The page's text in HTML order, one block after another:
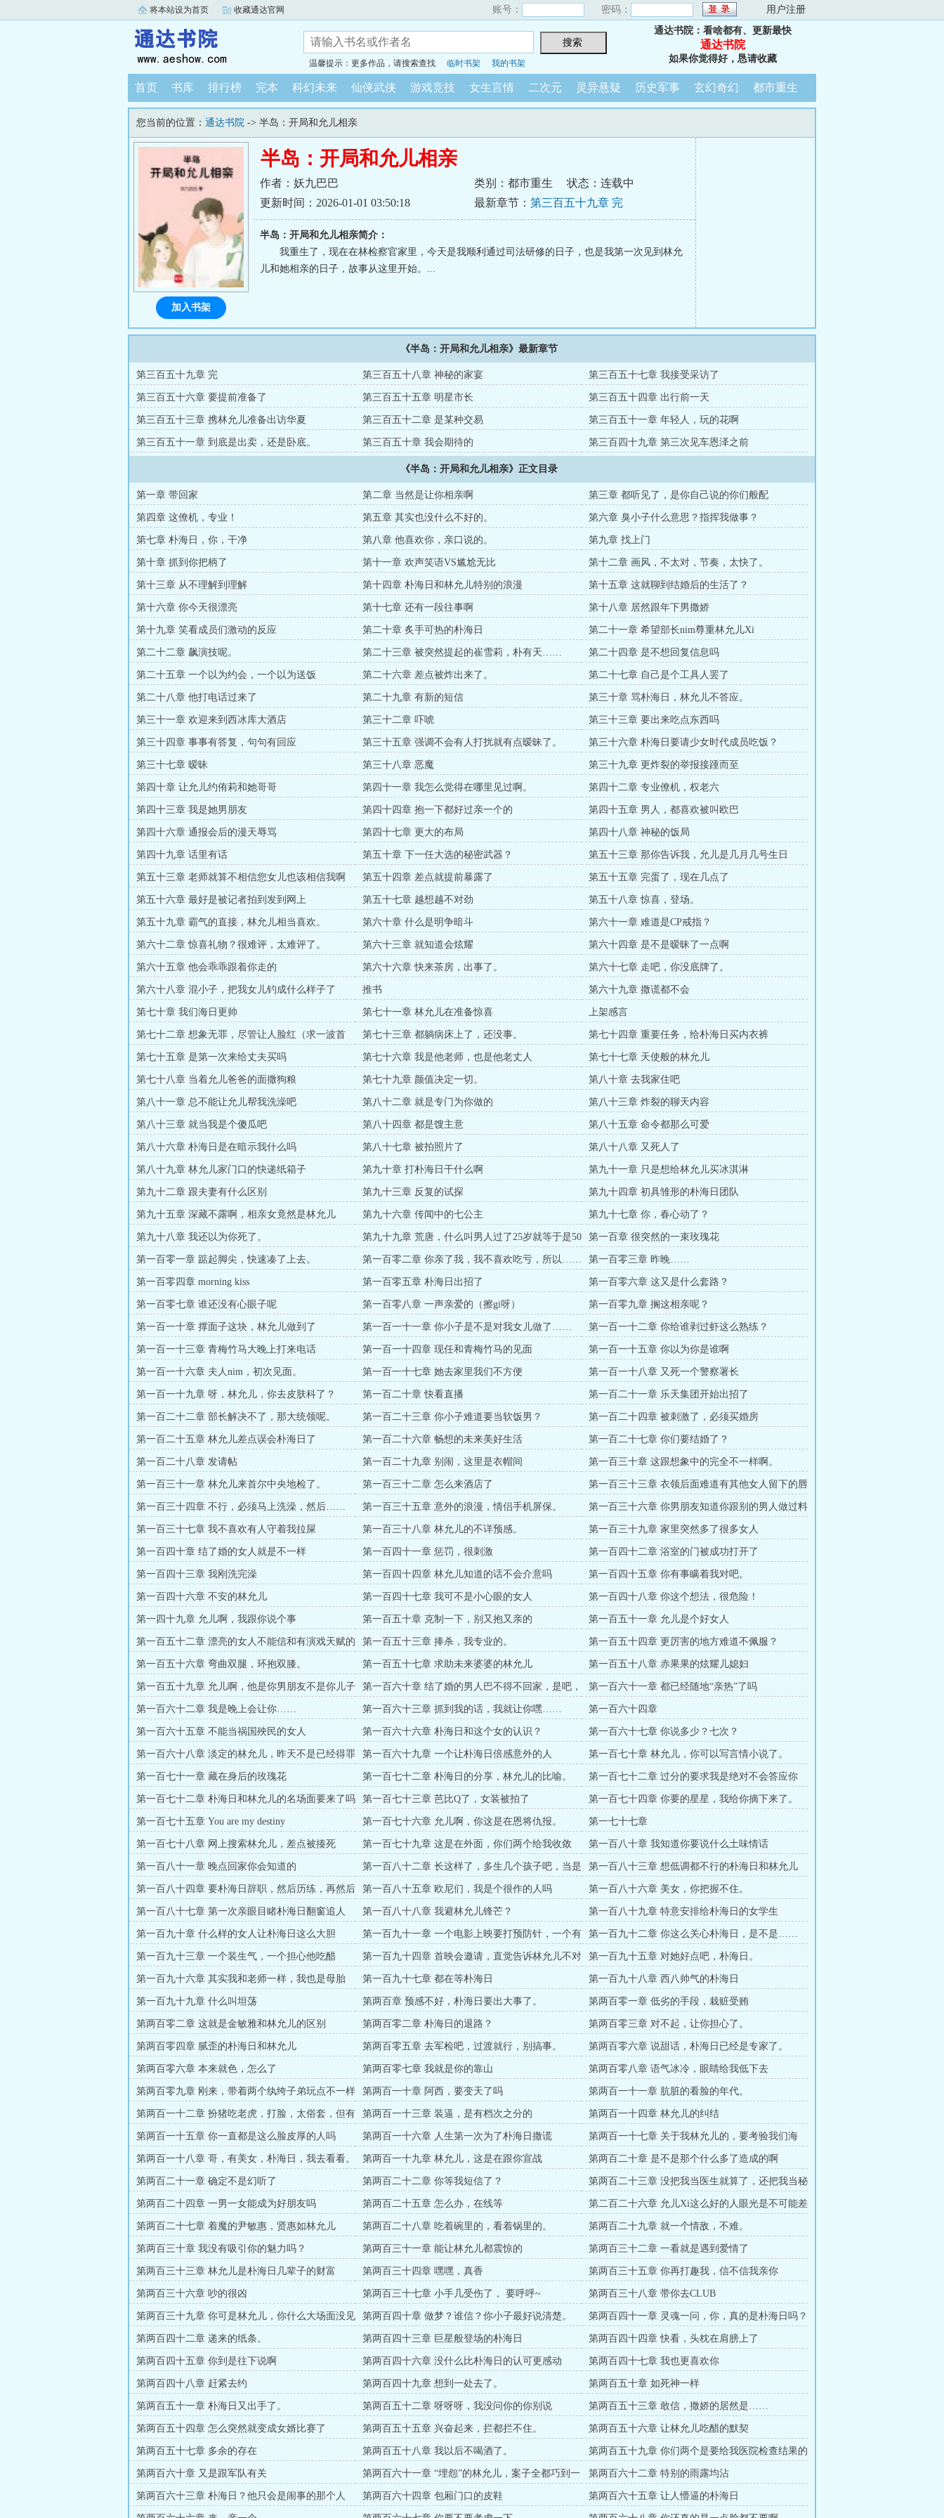
将本站设为首页 收藏通达官网 账号： 密码： 用户注册
温馨提示：更多作品，请搜索查找 临时书架 我的书架
通达书院：看啥都有、更新最快
通达书院
如果你觉得好，恳请收藏
首页 书库 排行榜 完本 科幻未来 仙侠武侠 游戏竞技 女生言情 二次元 灵异悬疑 历史军事 玄幻奇幻 都市重生
您当前的位置： 通达书院 -> 半岛：开局和允儿相亲
半岛：开局和允儿相亲
作者：妖九巴巴 类别：都市重生
状态：连载中
更新时间：2026-01-01 03:50:18
最新章节： 第三百五十九章 完
半岛：开局和允儿相亲简介：
我重生了，现在在林检察官家里，今天是我顺利通过司法研修的日子，也是我第一次见到林允
儿和她相亲的日子，故事从这里开始。...
加入书架
《半岛：开局和允儿相亲》最新章节
第三百五十九章 完 第三百五十八章 神秘的家宴 第三百五十七章 我接受采访了
第三百五十六章 要提前准备了 第三百五十五章 明星市长 第三百五十四章 出行前一天
第三百五十三章 携林允儿准备出访华夏 第三百五十二章 是某种交易 第三百五十一章 年轻人，玩的花啊
第三百五十一章 到底是出卖，还是卧底。 第三百五十章 我会期待的 第三百四十九章 第三次见车恩泽之前
《半岛：开局和允儿相亲》正文目录
第一章 带回家 第二章 当然是让你相亲啊 第三章 都听见了，是你自己说的你们般配
第四章 这僚机，专业！ 第五章 其实也没什么不好的。 第六章 臭小子什么意思？指挥我做事？
第七章 朴海日，你，干净 第八章 他喜欢你，亲口说的。 第九章 找上门
第十章 抓到你把柄了 第十一章 欢声笑语VS尴尬无比 第十二章 画风，不太对，节奏，太快了。
第十三章 从不理解到理解 第十四章 朴海日和林允儿特别的浪漫 第十五章 这就聊到结婚后的生活了？
第十六章 你今天很漂亮 第十七章 还有一段往事啊 第十八章 居然跟年下男撒娇
第十九章 笑看成员们激动的反应 第二十章 炙手可热的朴海日 第二十一章 希望部长nim尊重林允儿Xi
第二十二章 飙演技呢。 第二十三章 被突然提起的崔雪莉，朴有天…… 第二十四章 是不想回复信息吗
第二十五章 一个以为约会，一个以为送饭 第二十六章 差点被炸出来了。 第二十七章 自己是个工具人罢了
第二十八章 他打电话过来了 第二十九章 有新的短信 第三十章 骂朴海日，林允儿不答应。
第三十一章 欢迎来到西冰库大酒店 第三十二章 吓唬 第三十三章 要出来吃点东西吗
第三十四章 事事有答复，句句有回应 第三十五章 强调不会有人打扰就有点暧昧了。 第三十六章 朴海日要请少女时代成员吃饭？
第三十七章 暧昧 第三十八章 恶魔 第三十九章 更炸裂的举报接踵而至
第四十章 让允儿约侑莉和她哥哥 第四十一章 我怎么觉得在哪里见过啊。 第四十二章 专业僚机，权老六
第四十三章 我是她男朋友 第四十四章 抱一下都好过亲一个的 第四十五章 男人，都喜欢被叫欧巴
第四十六章 通报会后的漫天辱骂 第四十七章 更大的布局 第四十八章 神秘的饭局
第四十九章 话里有话 第五十章 下一任大选的秘密武器？ 第五十三章 那你告诉我，允儿是几月几号生日
第五十三章 老师就算不相信您女儿也该相信我啊 第五十四章 差点就提前暴露了 第五十五章 完蛋了，现在几点了
第五十六章 最好是被记者拍到发到网上 第五十七章 越想越不对劲 第五十八章 惊喜，登场。
第五十九章 霸气的直接，林允儿相当喜欢。 第六十章 什么是明争暗斗 第六十一章 难道是CP戒指？
第六十二章 惊喜礼物？很难评，太难评了。 第六十三章 就知道会炫耀 第六十四章 是不是暧昧了一点啊
第六十五章 他会乖乖跟着你走的 第六十六章 快来茶房，出事了。 第六十七章 走吧，你没底牌了。
第六十八章 混小子，把我女儿钓成什么样子了 推书 第六十九章 撒谎都不会
第七十章 我们海日更帅 第七十一章 林允儿在准备惊喜 上架感言
第七十二章 想象无罪，尽管让人脸红（求一波首
订）
第七十三章 都躺病床上了，还没事。 第七十四章 重要任务，给朴海日买内衣裤
第七十五章 是第一次来给丈夫买吗 第七十六章 我是他老师，也是他老丈人 第七十七章 天使般的林允儿
第七十八章 当着允儿爸爸的面撒狗粮 第七十九章 颜值决定一切。 第八十章 去我家住吧
第八十一章 总不能让允儿帮我洗澡吧 第八十二章 就是专门为你做的 第八十三章 炸裂的聊天内容
第八十三章 就当我是个傻瓜吧 第八十四章 都是馊主意 第八十五章 命令都那么可爱
第八十六章 朴海日是在暗示我什么吗 第八十七章 被拍照片了 第八十八章 又死人了
第八十九章 林允儿家门口的快递纸箱子 第九十章 打朴海日干什么啊 第九十一章 只是想给林允儿买冰淇淋
第九十二章 跟夫妻有什么区别 第九十三章 反复的试探 第九十四章 初具雏形的朴海日团队
第九十五章 深藏不露啊，相亲女竟然是林允儿 第九十六章 传闻中的七公主 第九十七章 你，春心动了？
第九十八章 我还以为你死了。
第九十九章 荒唐，什么叫男人过了25岁就等于是50
岁。
第一百章 很突然的一束玫瑰花
第一百零一章 踮起脚尖，快速凑了上去。 第一百零二章 你亲了我，我不喜欢吃亏，所以…… 第一百零三章 昨晚……
第一百零四章 morning kiss 第一百零五章 朴海日出招了 第一百零六章 这又是什么套路？
第一百零七章 谁还没有心眼子呢 第一百零八章 一声亲爱的（擦gi呀） 第一百零九章 搁这相亲呢？
第一百一十章 撑面子这块，林允儿做到了 第一百一十一章 你小子是不是对我女儿做了…… 第一百一十二章 你给谁剥过虾这么熟练？
第一百一十三章 青梅竹马大晚上打来电话 第一百一十四章 现任和青梅竹马的见面 第一百一十五章 你以为你是谁啊
第一百一十六章 夫人nim，初次见面。 第一百一十七章 她去家里我们不方便 第一百一十八章 又死一个警察署长
第一百一十九章 呀，林允儿，你去皮肤科了？ 第一百二十章 快看直播 第一百二十一章 乐天集团开始出招了
第一百二十二章 部长解决不了，那大统领呢。 第一百二十三章 你小子难道要当软饭男？ 第一百二十四章 被刺激了，必须买婚房
第一百二十五章 林允儿差点误会朴海日了 第一百二十六章 畅想的未来美好生活 第一百二十七章 你们要结婚了？
第一百二十八章 发请帖 第一百二十九章 别闹，这里是衣帽间 第一百三十章 这跟想象中的完全不一样啊。
第一百三十一章 林允儿来首尔中央地检了。 第一百三十二章 怎么来酒店了
第一百三十三章 衣领后面难道有其他女人留下的唇
印？
第一百三十四章 不行，必须马上洗澡，然后…… 第一百三十五章 意外的浪漫，情侣手机屏保。
第一百三十六章 你男朋友知道你跟别的男人做过料
理吗？
第一百三十七章 我不喜欢有人守着我拉屎 第一百三十八章 林允儿的不详预感。 第一百三十九章 家里突然多了很多女人
第一百四十章 结了婚的女人就是不一样 第一百四十一章 惩罚，很刺激 第一百四十二章 浴室的门被成功打开了
第一百四十三章 我刚洗完澡 第一百四十四章 林允儿知道的话不会介意吗 第一百四十五章 你有事瞒着我对吧。
第一百四十六章 不安的林允儿 第一百四十七章 我可不是小心眼的女人 第一百四十八章 你这个想法，很危险！
第一四十九章 允儿啊，我跟你说个事 第一百五十章 克制一下，别又抱又亲的 第一百五十一章 允儿是个好女人
第一百五十二章 漂亮的女人不能信和有演戏天赋的
男人
第一百五十三章 捧杀，我专业的。 第一百五十四章 更厉害的地方难道不佩服？
第一百五十六章 弯曲双腿，环抱双膝。 第一百五十七章 求助未来婆婆的林允儿 第一百五十八章 赤果果的炫耀儿媳妇
第一百五十九章 允儿啊，他是你男朋友不是你儿子
第一百六十章 结了婚的男人巴不得不回家，是吧，
朴检。
第一百六十一章 都已经随地“亲热”了吗
第一百六十二章 我是晚上会让你…… 第一百六十三章 抓到我的话，我就让你嘿…… 第一百六十四章
第一百六十五章 不能当祸国殃民的女人 第一百六十六章 朴海日和这个女的认识？ 第一百六十七章 你说多少？七次？
第一百六十八章 淡定的林允儿，昨天不是已经得罪
了吗。
第一百六十九章 一个让朴海日倍感意外的人 第一百七十章 林允儿，你可以写言情小说了。
第一百七十一章 藏在身后的玫瑰花 第一百七十二章 朴海日的分享，林允儿的比喻。
第一百七十二章 过分的要求我是绝对不会答应你
的。
第一百七十二章 朴海日和林允儿的名场面要来了吗 第一百七十三章 芭比Q了，女装被拍了 第一百七十四章 你要的星星，我给你摘下来了。
第一百七十五章 You are my destiny 第一百七十六章 允儿啊，你这是在恩将仇报。 第一七十七章
第一百七十八章 网上搜索林允儿，差点被揍死
第一百七十九章 这是在外面，你们两个给我收敛
点。
第一百八十章 我知道你要说什么土味情话
第一百八十一章 晚点回家你会知道的
第一百八十二章 长这样了，多生几个孩子吧，当是
为社会作贡献
第一百八十三章 想低调都不行的朴海日和林允儿
第一百八十四章 要朴海日辞职，然后历练，再然后
当发言人？
第一百八十五章 欧尼们，我是个很作的人吗 第一百八十六章 美女，你把握不住。
第一百八十七章 第一次亲眼目睹朴海日翻窗追人 第一百八十八章 我避林允儿锋芒？ 第一百八十九章 特意安排给朴海日的女学生
第一百九十章 什么样的女人让朴海日这么大胆
第一百九十一章 一个电影上映要打预防针，一个有
女学生了。
第一百九十二章 你这么关心朴海日，是不是……
第一百九十三章 一个装生气，一个担心他吃醋
第一百九十四章 首映会邀请，直觉告诉林允儿不对
劲
第一百九十五章 对她好点吧，朴海日。
第一百九十六章 其实我和老师一样，我也是母胎
SOLO
第一百九十七章 都在等朴海日 第一百九十八章 西八帅气的朴海日
第一百九十九章 什么叫坦荡 第两百章 预感不好，朴海日要出大事了。 第两百零一章 低劣的手段，栽赃受贿
第两百零二章 这就是金敏雅和林允儿的区别 第两百零二章 朴海日的退路？ 第两百零三章 对不起，让你担心了。
第两百零四章 腻歪的朴海日和林允儿 第两百零五章 去军检吧，过渡就行，别搞事。 第两百零六章 说甜话，朴海日已经是专家了。
第两百零六章 本来就色，怎么了 第两百零七章 我就是你的靠山 第两百零八章 语气冰冷，眼睛给我低下去
第两百零九章 刚来，带着两个纨绔子弟玩点不一样
的。
第两百一十章 阿西，要变天了吗 第两百一十一章 肮脏的看脸的年代。
第两百一十二章 扮猪吃老虎，打脸，太俗套，但有
人硬是要制造
第两百一十三章 装逼，是有档次之分的 第两百一十四章 林允儿的纠结
第两百一十五章 你一直都是这么脸皮厚的人吗 第两百一十六章 人生第一次为了朴海日撒谎
第两百一十七章 关于我林允儿的，要考验我们海
日，我很自信
第两百一十八章 哥，有美女，朴海日，我去看看。 第两百一十九章 林允儿，这是在跟你宣战 第两百二十章 是不是那个什么多了造成的啊
第两百二十一章 确定不是幻听了 第两百二十二章 你等我短信了？
第两百二十三章 没把我当医生就算了，还把我当秘
书？
第两百二十四章 一男一女能成为好朋友吗 第两百二十五章 怎么办，在线等
第二百二十六章 允儿Xi这么好的人眼光是不可能差
的
第两百二十七章 着魔的尹敏惠，贤惠如林允儿 第两百二十八章 吃着碗里的，看着锅里的。 第两百二十九章 就一个情敌，不难。
第两百三十章 我没有吸引你的魅力吗？ 第两百三十一章 能让林允儿都震惊的 第两百三十二章 一看就是遇到爱情了
第两百三十三章 林允儿是朴海日几辈子的财富 第两百三十四章 嘿嘿，真香 第两百三十五章 你再打趣我，信不信我亲你
第两百三十六章 吵的很凶 第两百三十七章 小手几受伤了， 要呼呼~ 第两百三十八章 带你去CLUB
第两百三十九章 你可是林允儿，你什么大场面没见
过
第两百四十章 做梦？谁信？你小子最好说清楚。 第两百四十一章 灵魂一问，你，真的是朴海日吗？
第两百四十二章 递来的纸条。 第两百四十三章 巨星般登场的朴海日 第两百四十四章 快看，头枕在肩膀上了
第两百四十五章 你到是往下说啊 第两百四十六章 没什么比朴海日的认可更感动 第两百四十七章 我也更喜欢你
第两百四十八章 赶紧去约 第两百四十九章 想到一处去了。 第两百五十章 如死神一样
第两百五十一章 朴海日又出手了。 第两百五十二章 呀呀呀，我没问你的你别说 第两百五十三章 敢信，撒娇的居然是……
第两百五十四章 怎么突然就变成女婿比赛了 第两百五十五章 兴奋起来，拦都拦不住。 第两百五十六章 让林允儿吃醋的默契
第两百五十七章 多余的存在 第两百五十八章 我以后不喝酒了。
第两百五十九章 你们两个是要给我医院检查结果的
惊喜？
第两百六十章 又是跟军队有关
第两百六十一章 “埋怨”的林允儿，案子全都巧到一
起了。
第两百六十二章 特别的雨露均沾
第两百六十三章 朴海日？他只会是闹事的那个人 第两百六十四章 包厢门口的皮鞋 第两百六十五章 让人懵逼的朴海日